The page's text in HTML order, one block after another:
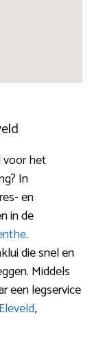
voor het
In
en
in de
.
die snel en
Middels
een legservice
Eleveld,